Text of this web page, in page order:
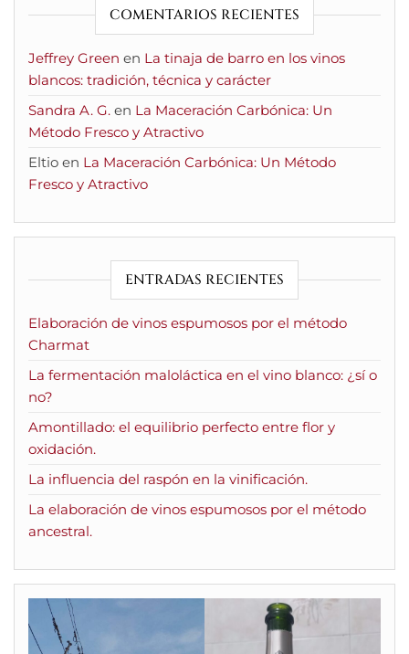
COMENTARIOS RECIENTES
Jeffrey Green en La tinaja de barro en los vinos
blancos: tradición, técnica y carácter
Sandra A. G. en La Maceración Carbónica: Un
Método Fresco y Atractivo
Eltio en La Maceración Carbónica: Un Método
Fresco y Atractivo
ENTRADAS RECIENTES
Elaboración de vinos espumosos por el método
Charmat
La fermentación maloláctica en el vino blanco: ¿sí o
no?
Amontillado: el equilibrio perfecto entre flor y
oxidación.
La influencia del raspón en la vinificación.
La elaboración de vinos espumosos por el método
ancestral.